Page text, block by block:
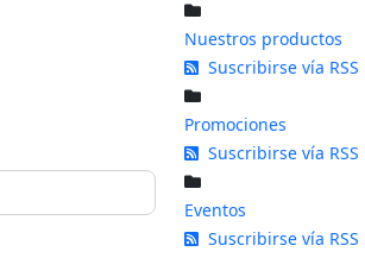
Nuestros productos
Suscribirse vía RSS
Promociones
Suscribirse vía RSS
Eventos
Suscribirse vía RSS